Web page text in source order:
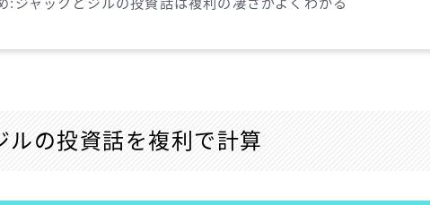
:ジャックとジルの投資話は複利の凄さがよくわかる
ルの投資話を複利で計算